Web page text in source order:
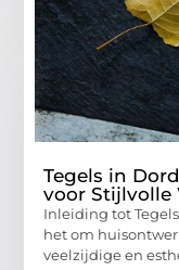
Tegels in
voor Stijlvolle
Inleiding tot
het om
veelzijdige en